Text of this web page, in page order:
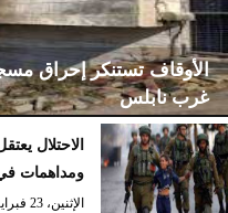
الأوقاف تستنكر إحراق
غرب نابلس
الإثنين، 23 فبراير 2026 02:15 مـ
ومداهمات
الإثنين، 23 فبراير 2026